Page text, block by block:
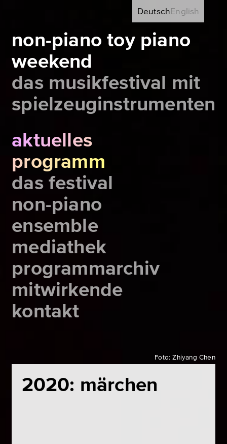
non-piano toy piano
weekend
das musikfestival mit
spielzeuginstrumenten
DeutschEnglish
aktuelles
programm
das festival
non-piano
ensemble
mediathek
programmarchiv
mitwirkende
kontakt
Foto: Zhiyang Chen
2020: märchen